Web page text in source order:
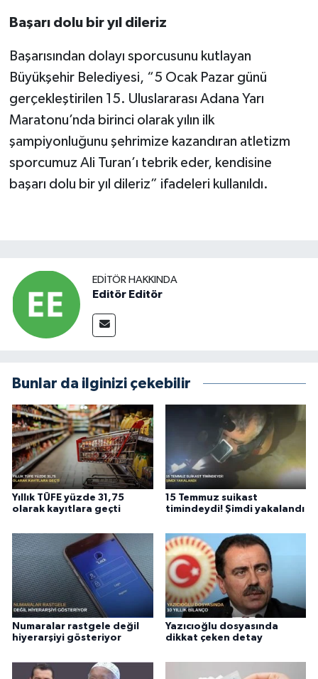
Başarı dolu bir yıl dileriz
Başarısından dolayı sporcusunu kutlayan
Büyükşehir Belediyesi, “5 Ocak Pazar günü
gerçekleştirilen 15. Uluslararası Adana Yarı
Maratonu’nda birinci olarak yılın ilk
şampiyonluğunu şehrimize kazandıran atletizm
sporcumuz Ali Turan’ı tebrik eder, kendisine
başarı dolu bir yıl dileriz” ifadeleri kullanıldı.
EDITÖR HAKKINDA
Editör Editör
Bunlar da ilginizi çekebilir
Yıllık TÜFE yüzde 31,75
olarak kayıtlara geçti
15 Temmuz suikast
timindeydi! Şimdi yakalandı
Numaralar rastgele değil
hiyerarşiyi gösteriyor
Yazıcıoğlu dosyasında
dikkat çeken detay